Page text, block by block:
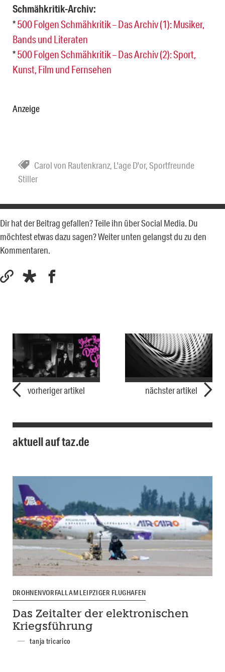
Schmähkritik-Archiv:
*500 Folgen Schmähkritik – Das Archiv (1): Musiker,
Bands und Literaten
*500 Folgen Schmähkritik – Das Archiv (2): Sport,
Kunst, Film und Fernsehen
Anzeige
Carol von Rautenkranz, L'age D'or,Sportfreunde
Stiller
Dir hat der Beitrag gefallen? Teile ihn über Social Media. Du
möchtest etwas dazu sagen? Weiter unten gelangst du zu den
Kommentaren.
vorheriger artikel nächster artikel
aktuell auf taz.de
DROHNENVORFALL AM LEIPZIGER FLUGHAFEN
Das Zeitalter der elektronischen
Kriegsführung
tanja tricarico